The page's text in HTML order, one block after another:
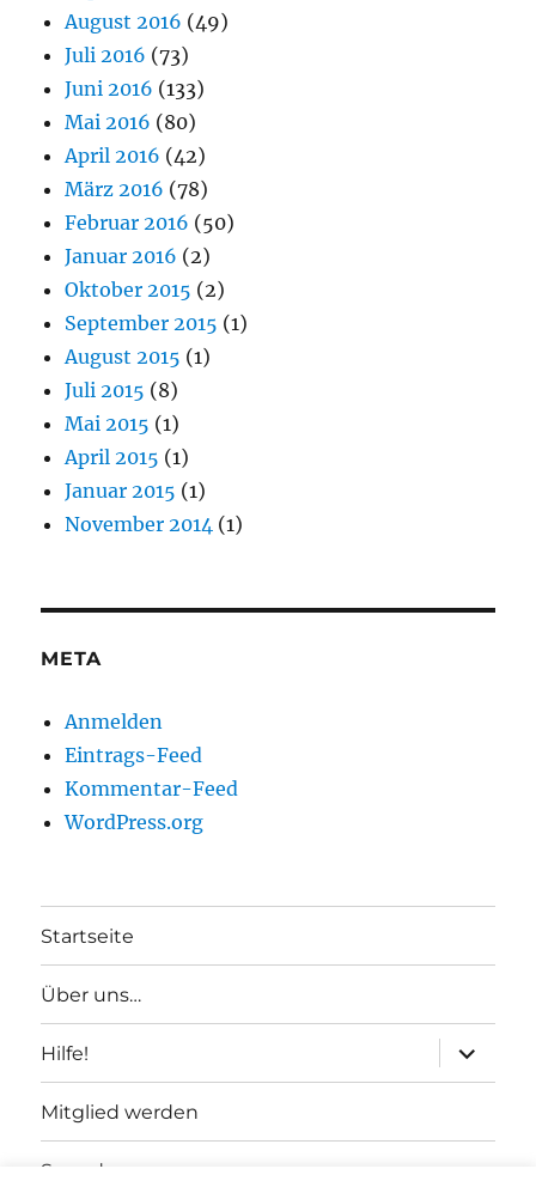
August 2016 (49)
Juli 2016 (73)
Juni 2016 (133)
Mai 2016 (80)
April 2016 (42)
März 2016 (78)
Februar 2016 (50)
Januar 2016 (2)
Oktober 2015 (2)
September 2015 (1)
August 2015 (1)
Juli 2015 (8)
Mai 2015 (1)
April 2015 (1)
Januar 2015 (1)
November 2014 (1)
META
Anmelden
Eintrags-Feed
Kommentar-Feed
WordPress.org
Startseite
Über uns…
Hilfe!
anzeigen
Mitglied werden
Spenden